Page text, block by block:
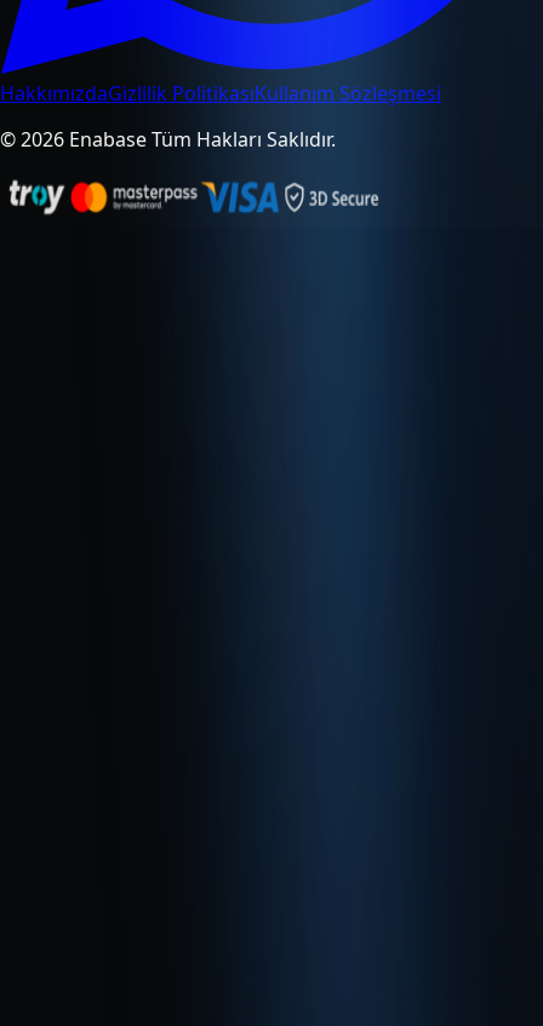
HakkımızdaGizlilik PolitikasıKullanım Sözleşmesi
© 2026 Enabase Tüm Hakları Saklıdır.